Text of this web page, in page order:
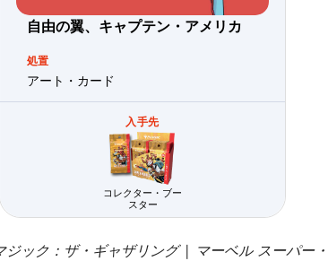
自由の翼、キャプテン・アメリカ
処置
アート・カード
入手先
コレクター・ブー
スター
ジック：ザ・ギャザリング | マーベル スーパー